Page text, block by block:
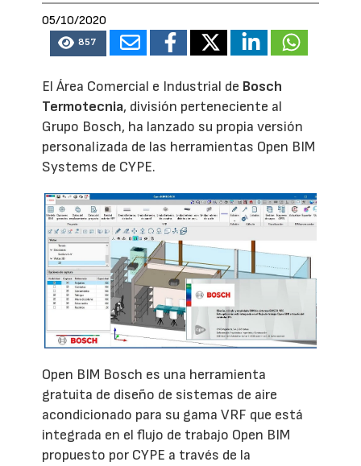
05/10/2020
857
El Área Comercial e Industrial de Bosch
Termotecnia, división perteneciente al
Grupo Bosch, ha lanzado su propia versión
personalizada de las herramientas Open BIM
Systems de CYPE.
Open BIM Bosch es una herramienta
gratuita de diseño de sistemas de aire
acondicionado para su gama VRF que está
integrada en el flujo de trabajo Open BIM
propuesto por CYPE a través de la